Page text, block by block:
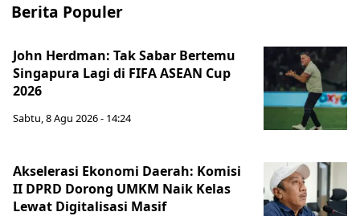
Berita Populer
John Herdman: Tak Sabar Bertemu
Singapura Lagi di FIFA ASEAN Cup
2026
Sabtu, 8 Agu 2026 - 14:24
Akselerasi Ekonomi Daerah: Komisi
II DPRD Dorong UMKM Naik Kelas
Lewat Digitalisasi Masif